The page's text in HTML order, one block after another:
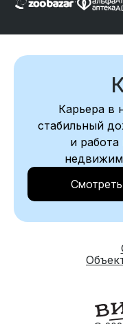
Карьера в
стабильный
и